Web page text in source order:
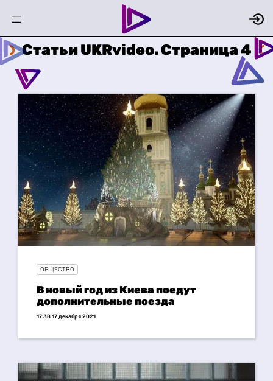
Статьи UKRvideo. Страница 4
ОБЩЕСТВО
В новый год из Киева поедут
дополнительные поезда
17:38 17 декабря 2021